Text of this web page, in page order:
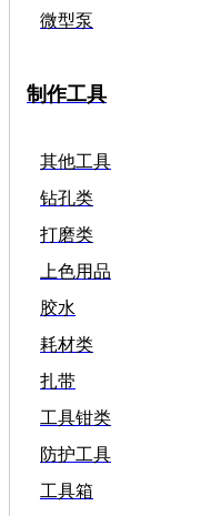
微型泵
制作工具
其他工具
钻孔类
打磨类
上色用品
胶水
耗材类
扎带
工具钳类
防护工具
工具箱